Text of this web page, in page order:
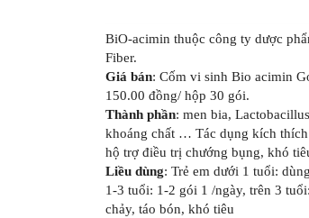
BiO-acimin thuộc công ty dược
Fiber.
Giá bán: Cốm vi sinh Bio acimin
150.00 đồng/ hộp 30 gói.
Thành phần: men bia,
khoáng chất … Tác dụng kích
hộ trợ điều trị chướng bụng, khó
Liều dùng: Trẻ em dưới 1 tuổi:
1-3 tuổi: 1-2 gói 1 /ngày, trên 3
chảy, táo bón, khó tiêu